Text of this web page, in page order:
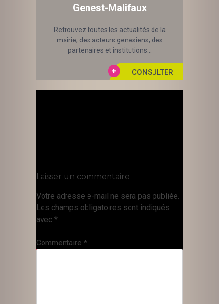
Genest-Malifaux
Retrouvez toutes les actualités de la
mairie, des acteurs genésiens, des
partenaires et institutions...
Laisser un commentaire
Votre adresse e-mail ne sera pas publiée.
Les champs obligatoires sont indiqués
avec *
Commentaire *